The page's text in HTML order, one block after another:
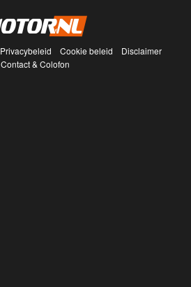
Privacybeleid Cookie beleid
Disclaimer
Contact & Colofon